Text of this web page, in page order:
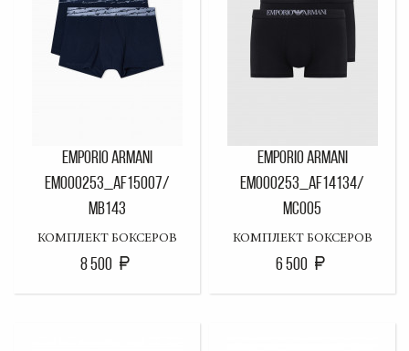
EMPORIO ARMANI
EM000253_AF15007/
MB143
КОМПЛЕКТ БОКСЕРОВ
8 500
EMPORIO ARMANI
EM000253_AF14134/
MC005
КОМПЛЕКТ БОКСЕРОВ
6 500